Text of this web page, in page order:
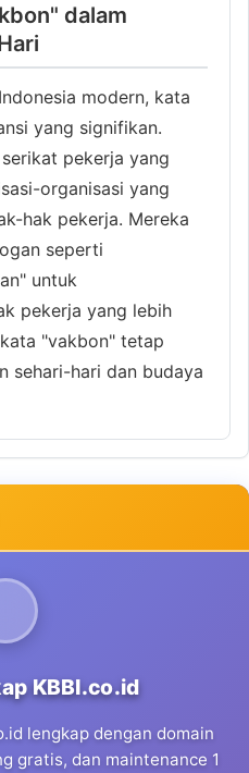
dalam
modern, kata
yang signifikan.
pekerja yang
organisasi yang
hak pekerja. Mereka
seperti
untuk
pekerja yang lebih
"vakbon" tetap
sehari-hari dan budaya
KBBI.co.id
lengkap dengan domain
gratis, dan maintenance 1